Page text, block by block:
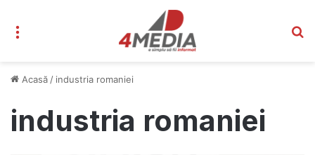
Acasă / industria romaniei
industria romaniei